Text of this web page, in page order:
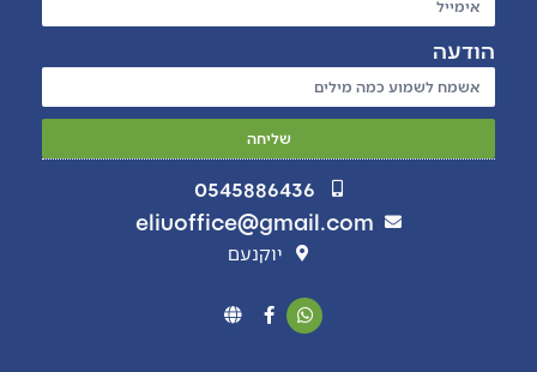
הודעה
שליחה
0545886436
eliuoffice@gmail.com
יוקנעם